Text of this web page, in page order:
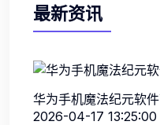
最新资讯
华为手机魔法纪元软
2026-04-17 13:25:00